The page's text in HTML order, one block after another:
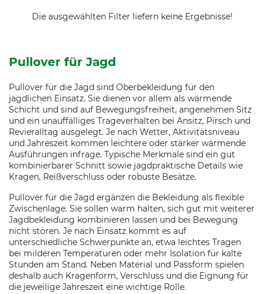
Die ausgewählten Filter liefern keine Ergebnisse!
Pullover für Jagd
Pullover für die Jagd sind Oberbekleidung für den
jagdlichen Einsatz. Sie dienen vor allem als wärmende
Schicht und sind auf Bewegungsfreiheit, angenehmen Sitz
und ein unauffälliges Trageverhalten bei Ansitz, Pirsch und
Revieralltag ausgelegt. Je nach Wetter, Aktivitätsniveau
und Jahreszeit kommen leichtere oder stärker wärmende
Ausführungen infrage. Typische Merkmale sind ein gut
kombinierbarer Schnitt sowie jagdpraktische Details wie
Kragen, Reißverschluss oder robuste Besätze.
Pullover für die Jagd ergänzen die Bekleidung als flexible
Zwischenlage. Sie sollen warm halten, sich gut mit weiterer
Jagdbekleidung kombinieren lassen und bei Bewegung
nicht stören. Je nach Einsatz kommt es auf
unterschiedliche Schwerpunkte an, etwa leichtes Tragen
bei milderen Temperaturen oder mehr Isolation für kalte
Stunden am Stand. Neben Material und Passform spielen
deshalb auch Kragenform, Verschluss und die Eignung für
die jeweilige Jahreszeit eine wichtige Rolle.